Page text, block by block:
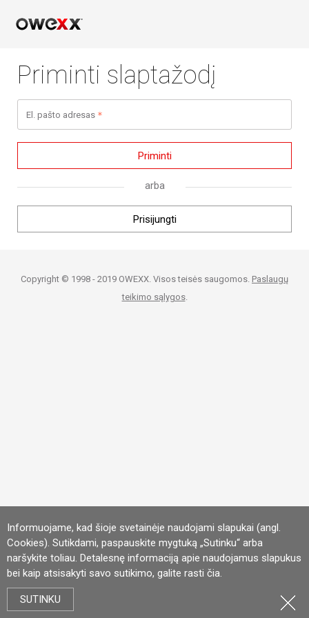
Informuojame, kad šioje svetainėje naudojami slapukai (angl.
Cookies). Sutikdami, paspauskite mygtuką „Sutinku“ arba
naršykite toliau. Detalesnę informaciją apie naudojamus slapukus
bei kaip atsisakyti savo sutikimo, galite rasti čia.
SUTINKU
Priminti slaptažodį
El. pašto adresas
Priminti
arba
Prisijungti
Copyright © 1998 - 2019 OWEXX. Visos teisės saugomos. Paslaugų
teikimo sąlygos.